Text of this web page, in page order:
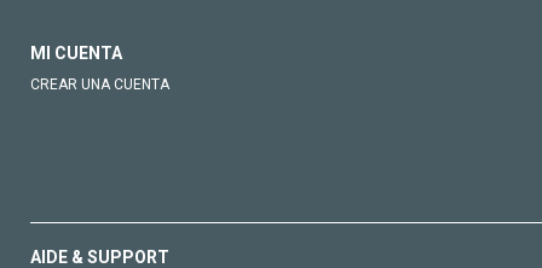
MI CUENTA
CREAR UNA CUENTA
AIDE & SUPPORT